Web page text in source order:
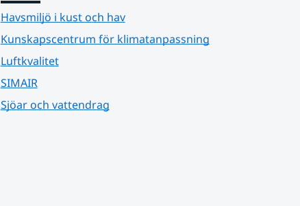
Havsmiljö i kust och hav
Kunskapscentrum för klimatanpassning
Luftkvalitet
SIMAIR
Sjöar och vattendrag